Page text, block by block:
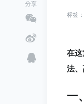
分享
标签：
在
法
一